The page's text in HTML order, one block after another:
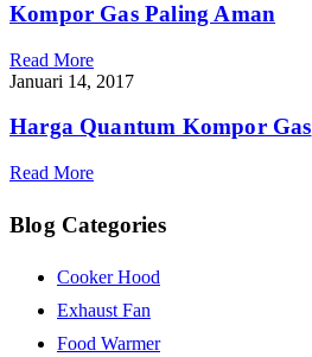
Kompor Gas Paling Aman
Read More
Januari 14, 2017
Harga Quantum Kompor Gas
Read More
Blog Categories
Cooker Hood
Exhaust Fan
Food Warmer